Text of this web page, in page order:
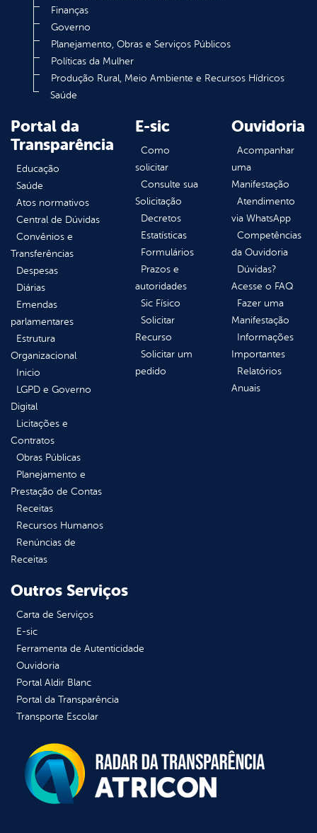
Finanças
Governo
Planejamento, Obras e Serviços Públicos
Políticas da Mulher
Produção Rural, Meio Ambiente e Recursos Hídricos
Saúde
Portal da
Transparência
Educação
Saúde
Atos normativos
Central de Dúvidas
Convênios e
Transferências
Despesas
Diárias
Emendas
parlamentares
Estrutura
Organizacional
Inicio
LGPD e Governo
Digital
Licitações e
Contratos
Obras Públicas
Planejamento e
Prestação de Contas
Receitas
Recursos Humanos
Renúncias de
Receitas
E-sic
Como
solicitar
Consulte sua
Solicitação
Decretos
Estatísticas
Formulários
Prazos e
autoridades
Sic Físico
Solicitar
Recurso
Solicitar um
pedido
Ouvidoria
Acompanhar
uma
Manifestação
Atendimento
via WhatsApp
Competências
da Ouvidoria
Dúvidas?
Acesse o FAQ
Fazer uma
Manifestação
Informações
Importantes
Relatórios
Anuais
Outros Serviços
Carta de Serviços
E-sic
Ferramenta de Autenticidade
Ouvidoria
Portal Aldir Blanc
Portal da Transparência
Transporte Escolar